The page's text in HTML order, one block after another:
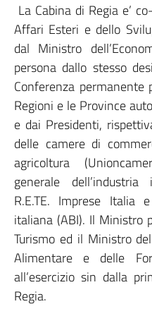
La Cabina di Regia e’
Affari Esteri e dello
dal Ministro
persona dallo stesso
Conferenza
Regioni e le Province
e dai Presidenti,
delle camere di
agricoltura
generale
R.E.TE. Imprese Italia
italiana (ABI). Il Ministro
Turismo ed il Ministro
Alimentare e delle
all’esercizio sin dalla
Regia.